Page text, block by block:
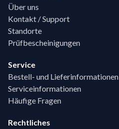
Über uns
Kontakt / Support
Standorte
Prüfbescheinigungen
Service
Bestell- und Lieferinformationen
Serviceinformationen
Häufige Fragen
Rechtliches